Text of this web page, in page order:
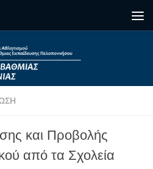
και Προβολής
από τα Σχολεία